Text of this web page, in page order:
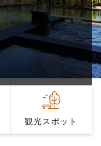
観光スポット